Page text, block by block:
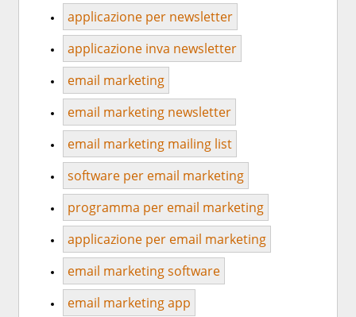
applicazione per newsletter
applicazione inva newsletter
email marketing
email marketing newsletter
email marketing mailing list
software per email marketing
programma per email marketing
applicazione per email marketing
email marketing software
email marketing app